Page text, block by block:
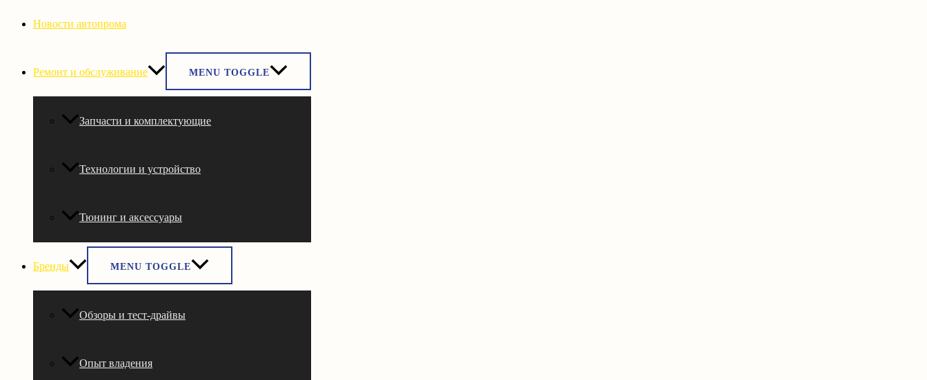
Новости автопрома
Ремонт и обслуживание MENU TOGGLE
Запчасти и комплектующие
Технологии и устройство
Тюнинг и аксессуары
Бренды MENU TOGGLE
Обзоры и тест-драйвы
Опыт владения